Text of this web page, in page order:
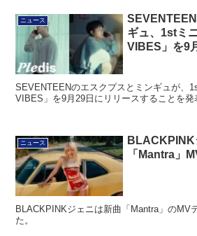
ニュース
ギュ、1stミ
VIBES」を9
SEVENTEENのエスクプスとミンギュが、
VIBES」を9月29日にリリースすることを発
ニュース
BLACKPINK
「Mantra」
BLACKPINKジェニは新曲「Mantra」のMV
た。